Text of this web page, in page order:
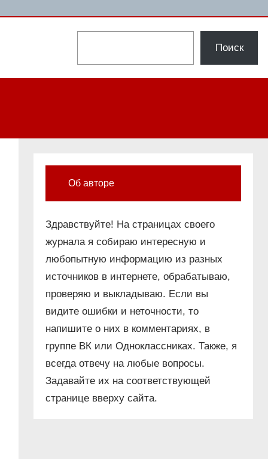
Поиск
Об авторе
Здравствуйте! На страницах своего
журнала я собираю интересную и
любопытную информацию из разных
источников в интернете, обрабатываю,
проверяю и выкладываю. Если вы
видите ошибки и неточности, то
напишите о них в комментариях, в
группе ВК или Одноклассниках. Также, я
всегда отвечу на любые вопросы.
Задавайте их на соответствующей
странице вверху сайта.